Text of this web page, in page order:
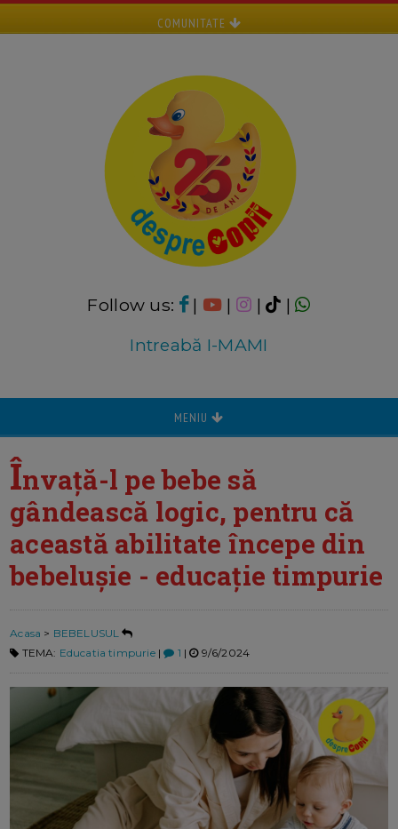
COMUNITATE
Follow us: | | |
|
Intreabă I-MAMI
MENIU
Învață-l pe bebe să
gândească logic, pentru că
această abilitate începe din
bebelușie - educație timpurie
Acasa > BEBELUSUL
TEMA: Educatia timpurie| 1 | 9/6/2024